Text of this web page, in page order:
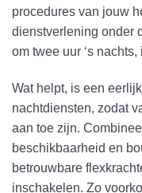
procedures van jouw
dienstverlening onder
om twee uur ‘s
Wat helpt, is een
nachtdiensten, zodat
aan toe zijn.
beschikbaarheid en
betrouwbare
inschakelen. Zo